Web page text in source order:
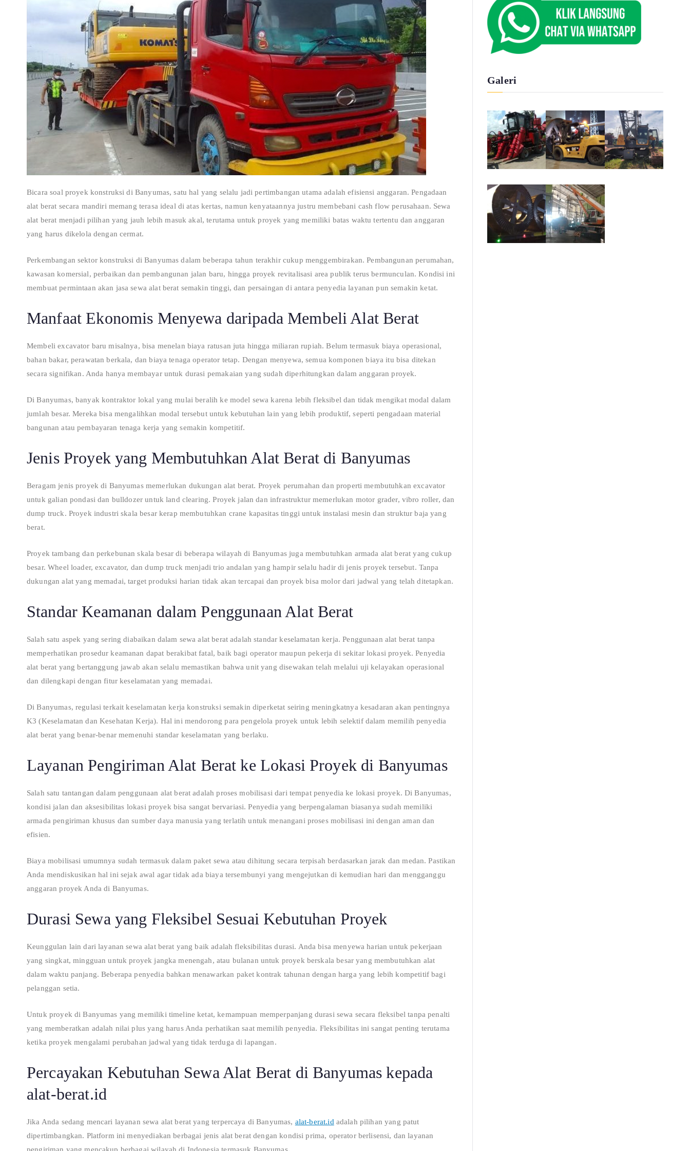
Bicara soal proyek konstruksi di Banyumas, satu hal yang selalu jadi pertimbangan utama adalah efisiensi anggaran. Pengadaan
alat berat secara mandiri memang terasa ideal di atas kertas, namun kenyataannya justru membebani cash flow perusahaan. Sewa
alat berat menjadi pilihan yang jauh lebih masuk akal, terutama untuk proyek yang memiliki batas waktu tertentu dan anggaran
yang harus dikelola dengan cermat.
Perkembangan sektor konstruksi di Banyumas dalam beberapa tahun terakhir cukup menggembirakan. Pembangunan perumahan,
kawasan komersial, perbaikan dan pembangunan jalan baru, hingga proyek revitalisasi area publik terus bermunculan. Kondisi ini
membuat permintaan akan jasa sewa alat berat semakin tinggi, dan persaingan di antara penyedia layanan pun semakin ketat.
Manfaat Ekonomis Menyewa daripada Membeli Alat Berat
Membeli excavator baru misalnya, bisa menelan biaya ratusan juta hingga miliaran rupiah. Belum termasuk biaya operasional,
bahan bakar, perawatan berkala, dan biaya tenaga operator tetap. Dengan menyewa, semua komponen biaya itu bisa ditekan
secara signifikan. Anda hanya membayar untuk durasi pemakaian yang sudah diperhitungkan dalam anggaran proyek.
Di Banyumas, banyak kontraktor lokal yang mulai beralih ke model sewa karena lebih fleksibel dan tidak mengikat modal dalam
jumlah besar. Mereka bisa mengalihkan modal tersebut untuk kebutuhan lain yang lebih produktif, seperti pengadaan material
bangunan atau pembayaran tenaga kerja yang semakin kompetitif.
Jenis Proyek yang Membutuhkan Alat Berat di Banyumas
Beragam jenis proyek di Banyumas memerlukan dukungan alat berat. Proyek perumahan dan properti membutuhkan excavator
untuk galian pondasi dan bulldozer untuk land clearing. Proyek jalan dan infrastruktur memerlukan motor grader, vibro roller, dan
dump truck. Proyek industri skala besar kerap membutuhkan crane kapasitas tinggi untuk instalasi mesin dan struktur baja yang
berat.
Proyek tambang dan perkebunan skala besar di beberapa wilayah di Banyumas juga membutuhkan armada alat berat yang cukup
besar. Wheel loader, excavator, dan dump truck menjadi trio andalan yang hampir selalu hadir di jenis proyek tersebut. Tanpa
dukungan alat yang memadai, target produksi harian tidak akan tercapai dan proyek bisa molor dari jadwal yang telah ditetapkan.
Standar Keamanan dalam Penggunaan Alat Berat
Salah satu aspek yang sering diabaikan dalam sewa alat berat adalah standar keselamatan kerja. Penggunaan alat berat tanpa
memperhatikan prosedur keamanan dapat berakibat fatal, baik bagi operator maupun pekerja di sekitar lokasi proyek. Penyedia
alat berat yang bertanggung jawab akan selalu memastikan bahwa unit yang disewakan telah melalui uji kelayakan operasional
dan dilengkapi dengan fitur keselamatan yang memadai.
Di Banyumas, regulasi terkait keselamatan kerja konstruksi semakin diperketat seiring meningkatnya kesadaran akan pentingnya
K3 (Keselamatan dan Kesehatan Kerja). Hal ini mendorong para pengelola proyek untuk lebih selektif dalam memilih penyedia
alat berat yang benar-benar memenuhi standar keselamatan yang berlaku.
Layanan Pengiriman Alat Berat ke Lokasi Proyek di Banyumas
Salah satu tantangan dalam penggunaan alat berat adalah proses mobilisasi dari tempat penyedia ke lokasi proyek. Di Banyumas,
kondisi jalan dan aksesibilitas lokasi proyek bisa sangat bervariasi. Penyedia yang berpengalaman biasanya sudah memiliki
armada pengiriman khusus dan sumber daya manusia yang terlatih untuk menangani proses mobilisasi ini dengan aman dan
efisien.
Biaya mobilisasi umumnya sudah termasuk dalam paket sewa atau dihitung secara terpisah berdasarkan jarak dan medan. Pastikan
Anda mendiskusikan hal ini sejak awal agar tidak ada biaya tersembunyi yang mengejutkan di kemudian hari dan mengganggu
anggaran proyek Anda di Banyumas.
Durasi Sewa yang Fleksibel Sesuai Kebutuhan Proyek
Keunggulan lain dari layanan sewa alat berat yang baik adalah fleksibilitas durasi. Anda bisa menyewa harian untuk pekerjaan
yang singkat, mingguan untuk proyek jangka menengah, atau bulanan untuk proyek berskala besar yang membutuhkan alat
dalam waktu panjang. Beberapa penyedia bahkan menawarkan paket kontrak tahunan dengan harga yang lebih kompetitif bagi
pelanggan setia.
Untuk proyek di Banyumas yang memiliki timeline ketat, kemampuan memperpanjang durasi sewa secara fleksibel tanpa penalti
yang memberatkan adalah nilai plus yang harus Anda perhatikan saat memilih penyedia. Fleksibilitas ini sangat penting terutama
ketika proyek mengalami perubahan jadwal yang tidak terduga di lapangan.
Percayakan Kebutuhan Sewa Alat Berat di Banyumas kepada
alat-berat.id
Jika Anda sedang mencari layanan sewa alat berat yang terpercaya di Banyumas, alat-berat.id adalah pilihan yang patut
dipertimbangkan. Platform ini menyediakan berbagai jenis alat berat dengan kondisi prima, operator berlisensi, dan layanan
Galeri